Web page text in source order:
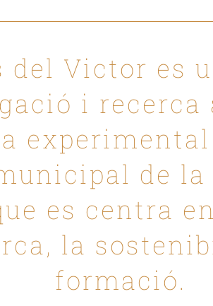
del Victor es
i recerca
de la
es centra
la
formació.